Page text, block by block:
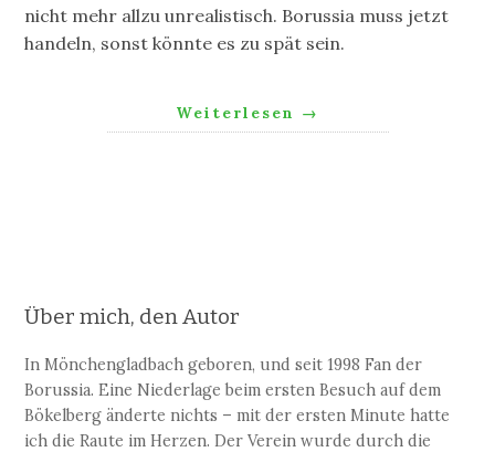
nicht mehr allzu unrealistisch. Borussia muss jetzt
handeln, sonst könnte es zu spät sein.
Weiterlesen →
Über mich, den Autor
In Mönchengladbach geboren, und seit 1998 Fan der
Borussia. Eine Niederlage beim ersten Besuch auf dem
Bökelberg änderte nichts – mit der ersten Minute hatte
ich die Raute im Herzen. Der Verein wurde durch die